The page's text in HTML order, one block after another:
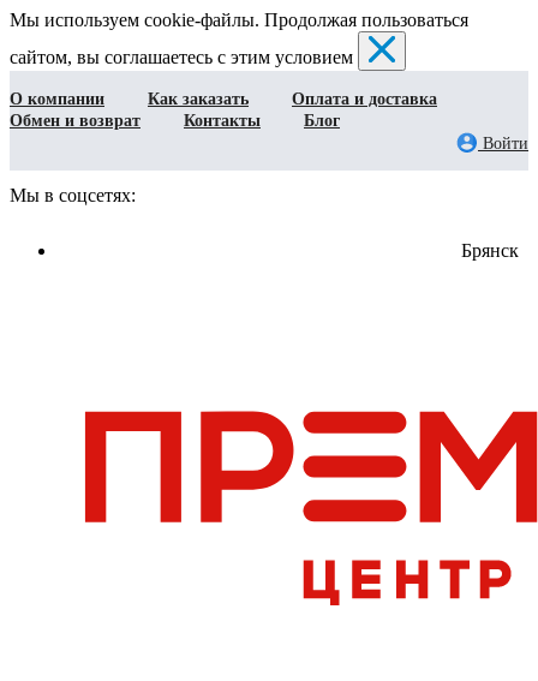
Мы используем cookie-файлы. Продолжая пользоваться
сайтом, вы соглашаетесь с этим условием
О компании Как заказать
Оплата и доставка
Обмен и возврат
Контакты
Блог
Войти
Мы в соцсетях:
Брянск